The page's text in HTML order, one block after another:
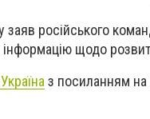
російського
щодо
з посиланням